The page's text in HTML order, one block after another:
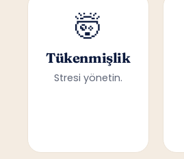
🤯
Tükenmişlik
Stresi yönetin.